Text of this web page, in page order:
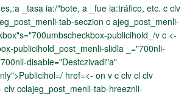
_tasa ia:/"bote, a _fue ia:tráfico, etc. c clv
tab-seczion c ajeg_post_menli-
publicihold_/v c <-
publicihold_post_menli-slidla _="700nli-
disable="Destczivadi"a"
href=<- on v c clv cl clv
cclajeg_post_menli-tab-hreeznli-